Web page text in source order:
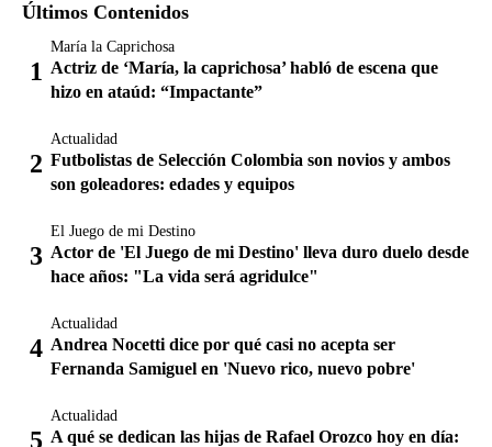
Últimos Contenidos
María la Caprichosa
Actriz de ‘María, la caprichosa’ habló de escena que
hizo en ataúd: “Impactante”
Actualidad
Futbolistas de Selección Colombia son novios y ambos
son goleadores: edades y equipos
El Juego de mi Destino
Actor de 'El Juego de mi Destino' lleva duro duelo desde
hace años: "La vida será agridulce"
Actualidad
Andrea Nocetti dice por qué casi no acepta ser
Fernanda Samiguel en 'Nuevo rico, nuevo pobre'
Actualidad
A qué se dedican las hijas de Rafael Orozco hoy en día: